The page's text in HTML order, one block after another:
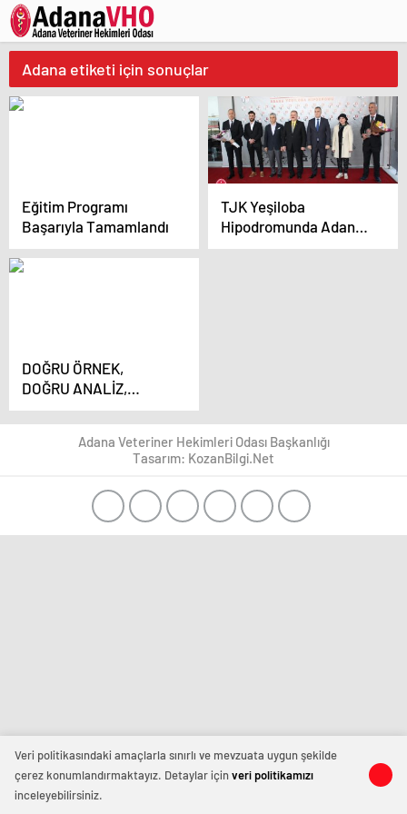
Adana etiketi için sonuçlar
Eğitim Programı
Başarıyla Tamamlandı
TJK Yeşiloba
Hipodromunda Adana
Veteriner Hekimler
DOĞRU ÖRNEK,
DOĞRU ANALİZ,
DOĞRU SONUÇ eğitimi
tamamlandı
Adana Veteriner Hekimleri Odası Başkanlığı
Tasarım: KozanBilgi.Net
Veri politikasındaki amaçlarla sınırlı ve mevzuata uygun şekilde
çerez konumlandırmaktayız. Detaylar içinveri politikamızı
inceleyebilirsiniz.